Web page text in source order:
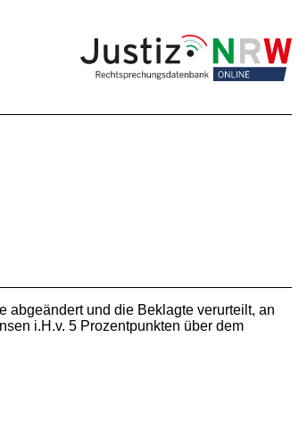
abgeändert und die Beklagte verurteilt, an
i.H.v. 5 Prozentpunkten über dem